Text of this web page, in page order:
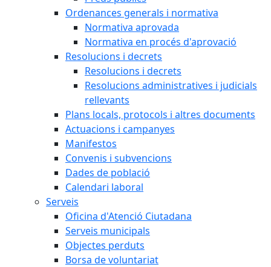
Ordenances generals i normativa
Normativa aprovada
Normativa en procés d'aprovació
Resolucions i decrets
Resolucions i decrets
Resolucions administratives i judicials
rellevants
Plans locals, protocols i altres documents
Actuacions i campanyes
Manifestos
Convenis i subvencions
Dades de població
Calendari laboral
Serveis
Oficina d'Atenció Ciutadana
Serveis municipals
Objectes perduts
Borsa de voluntariat